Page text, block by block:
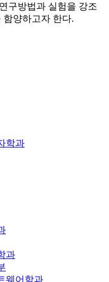
구방법과 실험을 강조
함양하고자 한다.
학과
과
웨어학과